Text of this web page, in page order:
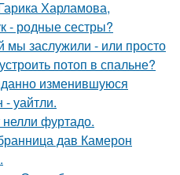
Харламова,
- родные сестры?
мы заслужили - или просто
потоп в спальне?
изменившуюся
- уайтли.
нелли фуртадо.
дав Камерон